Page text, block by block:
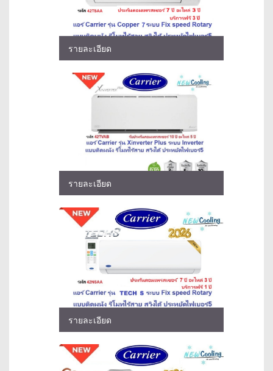
รายละเอียด
รายละเอียด
รายละเอียด